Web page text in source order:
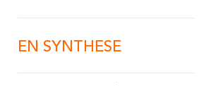
EN SYNTHESE